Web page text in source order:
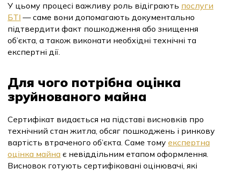
Оцінка доступності приміщення для МГН
Оцiнка збиткiв від війни
У цьому процесі важливу роль відіграють послуги
БТІ — саме вони допомагають документально
підтвердити факт пошкодження або знищення
об’єкта, а також виконати необхідні технічні та
експертні дії.
Для чого потрібна оцінка
зруйнованого майна
Сертифікат видається на підставі висновків про
технічний стан житла, обсяг пошкоджень і ринкову
вартість втраченого об’єкта. Саме тому експертна
оцінка майна є невіддільним етапом оформлення.
Висновок готують сертифіковані оцінювачі, які